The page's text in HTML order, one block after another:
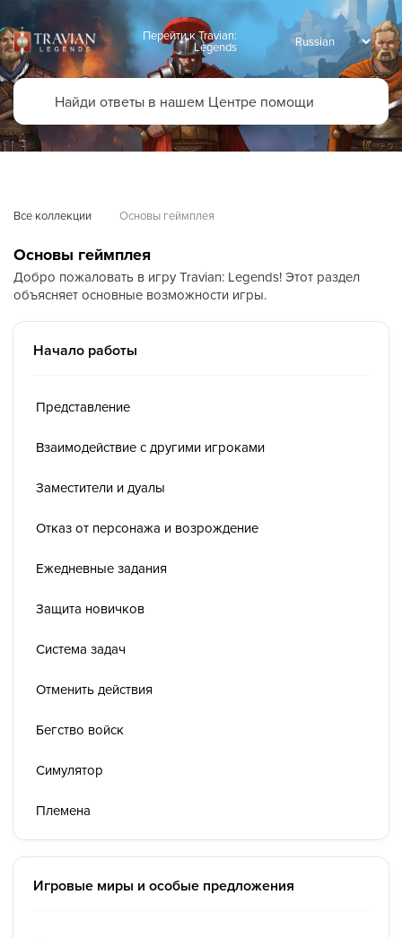
Перейти к Travian:
Legends
Все коллекции Основы геймплея
Основы геймплея
Добро пожаловать в игру Travian: Legends! Этот раздел
объясняет основные возможности игры.
Начало работы
Представление
Взаимодействие с другими игроками
Заместители и дуалы
Отказ от персонажа и возрождение
Ежедневные задания
Защита новичков
Система задач
Отменить действия
Бегство войск
Симулятор
Племена
Игровые миры и особые предложения